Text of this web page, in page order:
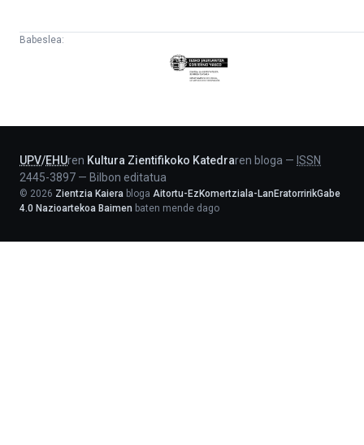
Babeslea:
Eusko
Jaurlaritza
UPV/EHUren Kultura Zientifikoko Katedraren bloga — ISSN
2445-3897 — Bilbon editatua
© 2026 Zientzia Kaiera bloga Aitortu-EzKomertziala-LanEratorririkGabe
4.0 Nazioartekoa Baimen baten mende dago